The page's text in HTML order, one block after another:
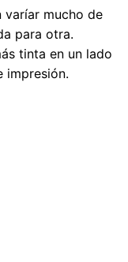
varíar mucho de
para otra.
tinta en un lado
impresión.